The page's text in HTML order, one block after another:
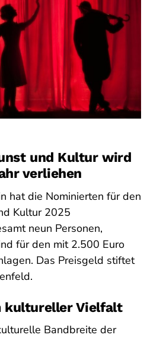
und Kultur wird
verliehen
hat die Nominierten für den
Kultur 2025
neun Personen,
für den mit 2.500 Euro
Das Preisgeld stiftet
kultureller Vielfalt
Bandbreite der